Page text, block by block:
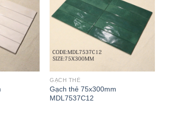
GẠCH THẺ
Gạch thẻ 75x300mm
MDL7537C12